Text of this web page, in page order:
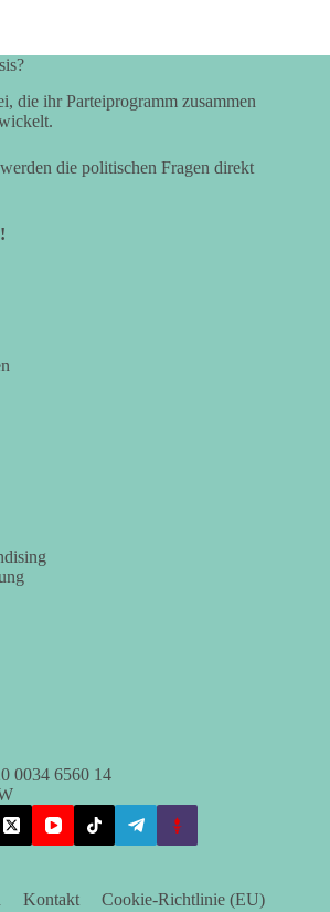
die ihr Parteiprogramm zusammen
die politischen Fragen direkt
0034 6560 14
Kontakt
Cookie-Richtlinie (EU)